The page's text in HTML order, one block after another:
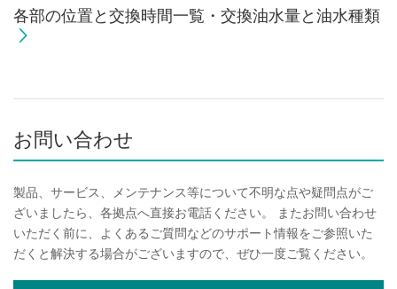
各部の位置と交換時間一覧・交換油水量と油水種類
お問い合わせ
製品、サービス、メンテナンス等について不明な点や疑問点がご
ざいましたら、各拠点へ直接お電話ください。 またお問い合わせ
いただく前に、よくあるご質問などのサポート情報をご参照いた
だくと解決する場合がございますので、ぜひ一度ご覧ください。